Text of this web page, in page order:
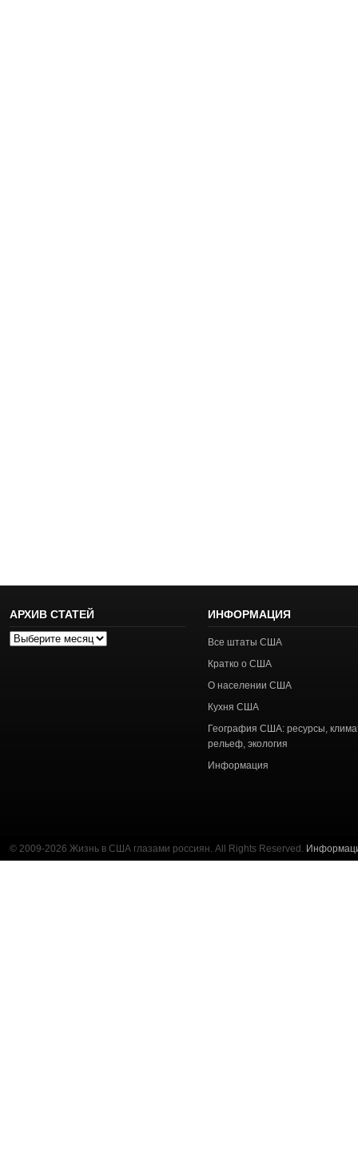
АРХИВ СТАТЕЙ
Архив
ИНФОРМАЦИЯ
Все штаты США
Кратко о США
О населении США
Кухня США
География США: ресурсы,
рельеф, экология
Информация
© 2009-2026 Жизнь в США глазами россиян. All Rights Reserved.